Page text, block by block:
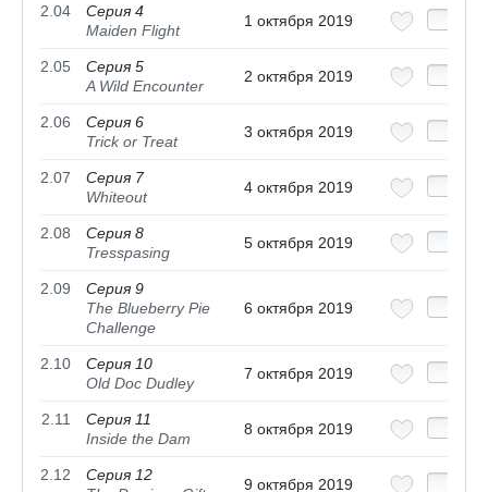
2.04
Серия 4
Maiden Flight
1 октября 2019
2.05
Серия 5
A Wild Encounter
2 октября 2019
2.06
Серия 6
Trick or Treat
3 октября 2019
2.07
Серия 7
Whiteout
4 октября 2019
2.08
Серия 8
Tresspasing
5 октября 2019
2.09
Серия 9
The Blueberry Pie
Challenge
6 октября 2019
2.10
Серия 10
Old Doc Dudley
7 октября 2019
2.11
Серия 11
Inside the Dam
8 октября 2019
2.12
Серия 12
9 октября 2019